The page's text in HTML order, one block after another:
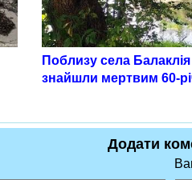
Поблизу села Балаклія
знайшли мертвим 60-
Додати